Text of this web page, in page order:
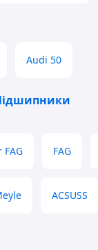
Audi 50
FAG FAG
ACSUSS